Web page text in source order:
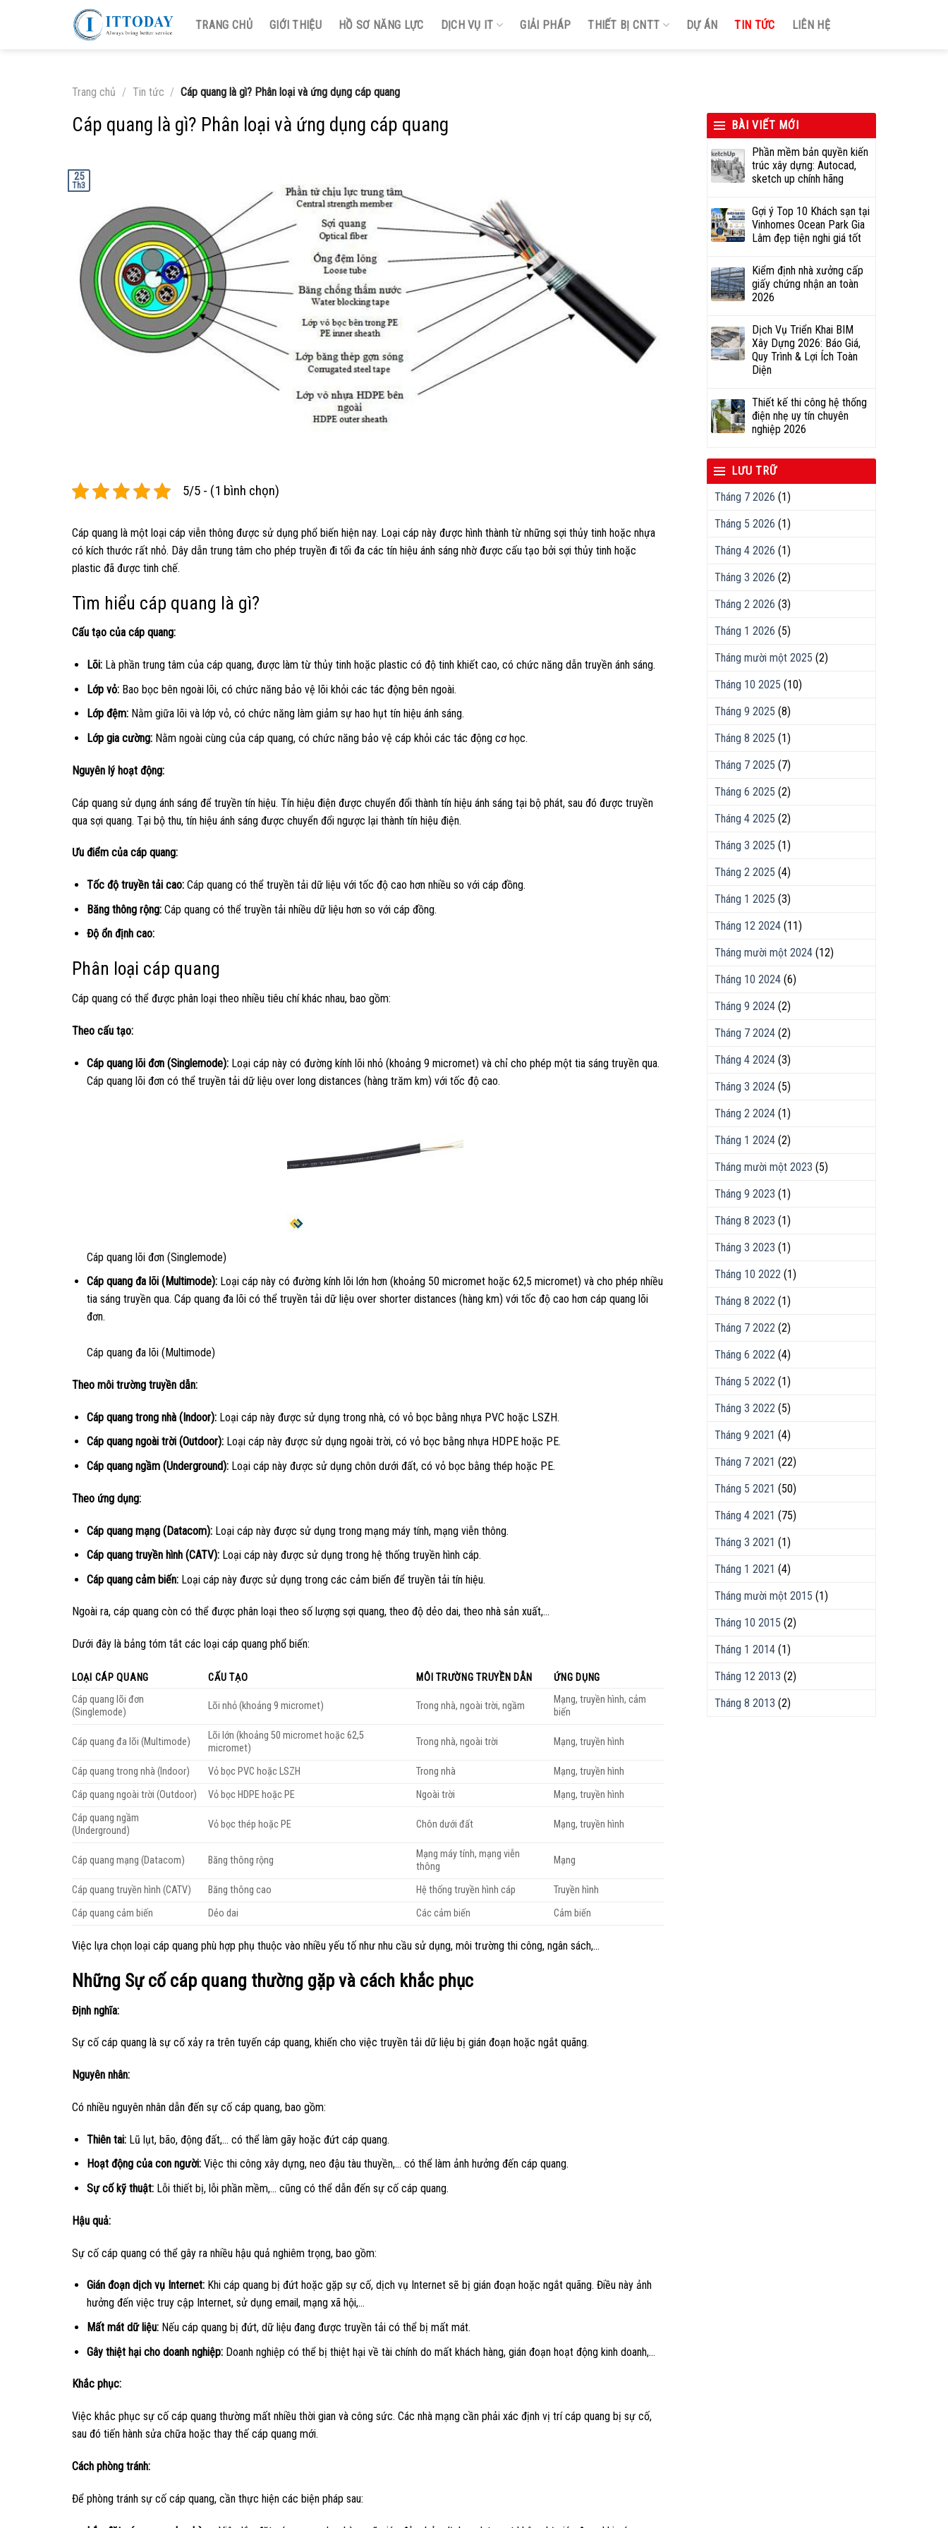
TRANG CHỦ GIỚI THIỆU HỒ SƠ NĂNG LỰC DỊCH VỤ IT GIẢI PHÁP THIẾT BỊ CNTT DỰ ÁN TIN TỨC LIÊN HỆ
Trang chủ / Tin tức / Cáp quang là gì? Phân loại và ứng dụng cáp quang
Cáp quang là gì? Phân loại và ứng dụng cáp quang
25
Th3
5/5 - (1 bình chọn)
Cáp quang là một loại cáp viễn thông được sử dụng phổ biến hiện nay. Loại cáp này được hình thành từ những sợi thủy tinh hoặc nhựa
có kích thước rất nhỏ. Dây dẫn trung tâm cho phép truyền đi tối đa các tín hiệu ánh sáng nhờ được cấu tạo bởi sợi thủy tinh hoặc
plastic đã được tinh chế.
Tìm hiểu cáp quang là gì?
Cấu tạo của cáp quang:
Lõi:Là phần trung tâm của cáp quang, được làm từ thủy tinh hoặc plastic có độ tinh khiết cao, có chức năng dẫn truyền ánh sáng.
Lớp vỏ:Bao bọc bên ngoài lõi, có chức năng bảo vệ lõi khỏi các tác động bên ngoài.
Lớp đệm:Nằm giữa lõi và lớp vỏ, có chức năng làm giảm sự hao hụt tín hiệu ánh sáng.
Lớp gia cường:Nằm ngoài cùng của cáp quang, có chức năng bảo vệ cáp khỏi các tác động cơ học.
Nguyên lý hoạt động:
Cáp quang sử dụng ánh sáng để truyền tín hiệu. Tín hiệu điện được chuyển đổi thành tín hiệu ánh sáng tại bộ phát, sau đó được truyền
qua sợi quang. Tại bộ thu, tín hiệu ánh sáng được chuyển đổi ngược lại thành tín hiệu điện.
Ưu điểm của cáp quang:
Tốc độ truyền tải cao:Cáp quang có thể truyền tải dữ liệu với tốc độ cao hơn nhiều so với cáp đồng.
Băng thông rộng:Cáp quang có thể truyền tải nhiều dữ liệu hơn so với cáp đồng.
Độ ổn định cao:
Phân loại cáp quang
Cáp quang có thể được phân loại theo nhiều tiêu chí khác nhau, bao gồm:
Theo cấu tạo:
Cáp quang lõi đơn (Singlemode):Loại cáp này có đường kính lõi nhỏ (khoảng 9 micromet) và chỉ cho phép một tia sáng truyền qua.
Cáp quang lõi đơn có thể truyền tải dữ liệu over long distances (hàng trăm km) với tốc độ cao.
Cáp quang lõi đơn (Singlemode)
Cáp quang đa lõi (Multimode):Loại cáp này có đường kính lõi lớn hơn (khoảng 50 micromet hoặc 62,5 micromet) và cho phép nhiều
tia sáng truyền qua. Cáp quang đa lõi có thể truyền tải dữ liệu over shorter distances (hàng km) với tốc độ cao hơn cáp quang lõi
đơn.
Cáp quang đa lõi (Multimode)
Theo môi trường truyền dẫn:
Cáp quang trong nhà (Indoor):Loại cáp này được sử dụng trong nhà, có vỏ bọc bằng nhựa PVC hoặc LSZH.
Cáp quang ngoài trời (Outdoor):Loại cáp này được sử dụng ngoài trời, có vỏ bọc bằng nhựa HDPE hoặc PE.
Cáp quang ngầm (Underground):Loại cáp này được sử dụng chôn dưới đất, có vỏ bọc bằng thép hoặc PE.
Theo ứng dụng:
Cáp quang mạng (Datacom):Loại cáp này được sử dụng trong mạng máy tính, mạng viễn thông.
Cáp quang truyền hình (CATV):Loại cáp này được sử dụng trong hệ thống truyền hình cáp.
Cáp quang cảm biến:Loại cáp này được sử dụng trong các cảm biến để truyền tải tín hiệu.
Ngoài ra, cáp quang còn có thể được phân loại theo số lượng sợi quang, theo độ dẻo dai, theo nhà sản xuất,…
Dưới đây là bảng tóm tắt các loại cáp quang phổ biến:
LOẠI CÁP QUANG CẤU TẠO MÔI TRƯỜNG TRUYỀN DẪN
ỨNG DỤNG
Cáp quang lõi đơn
(Singlemode)
Lõi nhỏ (khoảng 9 micromet) Trong nhà, ngoài trời, ngầm
Mạng, truyền hình, cảm
biến
Cáp quang đa lõi (Multimode)
Lõi lớn (khoảng 50 micromet hoặc 62,5
micromet)
Trong nhà, ngoài trời Mạng, truyền hình
Cáp quang trong nhà (Indoor) Vỏ bọc PVC hoặc LSZH Trong nhà
Mạng, truyền hình
Cáp quang ngoài trời (Outdoor)
Vỏ bọc HDPE hoặc PE Ngoài trời
Mạng, truyền hình
Cáp quang ngầm
(Underground)
Vỏ bọc thép hoặc PE Chôn dưới đất Mạng, truyền hình
Cáp quang mạng (Datacom) Băng thông rộng
Mạng máy tính, mạng viễn
thông
Mạng
Cáp quang truyền hình (CATV) Băng thông cao Hệ thống truyền hình cáp
Truyền hình
Cáp quang cảm biến
Dẻo dai Các cảm biến Cảm biến
Việc lựa chọn loại cáp quang phù hợp phụ thuộc vào nhiều yếu tố như nhu cầu sử dụng, môi trường thi công, ngân sách,…
Những Sự cố cáp quang thường gặp và cách khắc phục
Định nghĩa:
Sự cố cáp quang là sự cố xảy ra trên tuyến cáp quang, khiến cho việc truyền tải dữ liệu bị gián đoạn hoặc ngắt quãng.
Nguyên nhân:
Có nhiều nguyên nhân dẫn đến sự cố cáp quang, bao gồm:
Thiên tai:Lũ lụt, bão, động đất,… có thể làm gãy hoặc đứt cáp quang.
Hoạt động của con người:Việc thi công xây dựng, neo đậu tàu thuyền,… có thể làm ảnh hưởng đến cáp quang.
Sự cố kỹ thuật:Lỗi thiết bị, lỗi phần mềm,… cũng có thể dẫn đến sự cố cáp quang.
Hậu quả:
Sự cố cáp quang có thể gây ra nhiều hậu quả nghiêm trọng, bao gồm:
Gián đoạn dịch vụ Internet:Khi cáp quang bị đứt hoặc gặp sự cố, dịch vụ Internet sẽ bị gián đoạn hoặc ngắt quãng. Điều này ảnh
hưởng đến việc truy cập Internet, sử dụng email, mạng xã hội,…
Mất mát dữ liệu:Nếu cáp quang bị đứt, dữ liệu đang được truyền tải có thể bị mất mát.
Gây thiệt hại cho doanh nghiệp:Doanh nghiệp có thể bị thiệt hại về tài chính do mất khách hàng, gián đoạn hoạt động kinh doanh,…
Khắc phục:
Việc khắc phục sự cố cáp quang thường mất nhiều thời gian và công sức. Các nhà mạng cần phải xác định vị trí cáp quang bị sự cố,
sau đó tiến hành sửa chữa hoặc thay thế cáp quang mới.
Cách phòng tránh:
Để phòng tránh sự cố cáp quang, cần thực hiện các biện pháp sau:
BÀI VIẾT MỚI
Phần mềm bản quyền kiến
trúc xây dựng: Autocad,
sketch up chính hãng
Gợi ý Top 10 Khách sạn tại
Vinhomes Ocean Park Gia
Lâm đẹp tiện nghi giá tốt
Kiểm định nhà xưởng cấp
giấy chứng nhận an toàn
2026
Dịch Vụ Triển Khai BIM
Xây Dựng 2026: Báo Giá,
Quy Trình & Lợi Ích Toàn
Diện
Thiết kế thi công hệ thống
điện nhẹ uy tín chuyên
nghiệp 2026
LƯU TRỮ
Tháng 7 2026 (1)
Tháng 5 2026 (1)
Tháng 4 2026 (1)
Tháng 3 2026 (2)
Tháng 2 2026 (3)
Tháng 1 2026 (5)
Tháng mười một 2025 (2)
Tháng 10 2025 (10)
Tháng 9 2025 (8)
Tháng 8 2025 (1)
Tháng 7 2025 (7)
Tháng 6 2025 (2)
Tháng 4 2025 (2)
Tháng 3 2025 (1)
Tháng 2 2025 (4)
Tháng 1 2025 (3)
Tháng 12 2024 (11)
Tháng mười một 2024 (12)
Tháng 10 2024 (6)
Tháng 9 2024 (2)
Tháng 7 2024 (2)
Tháng 4 2024 (3)
Tháng 3 2024 (5)
Tháng 2 2024 (1)
Tháng 1 2024 (2)
Tháng mười một 2023 (5)
Tháng 9 2023 (1)
Tháng 8 2023 (1)
Tháng 3 2023 (1)
Tháng 10 2022 (1)
Tháng 8 2022 (1)
Tháng 7 2022 (2)
Tháng 6 2022 (4)
Tháng 5 2022 (1)
Tháng 3 2022 (5)
Tháng 9 2021 (4)
Tháng 7 2021 (22)
Tháng 5 2021 (50)
Tháng 4 2021 (75)
Tháng 3 2021 (1)
Tháng 1 2021 (4)
Tháng mười một 2015 (1)
Tháng 10 2015 (2)
Tháng 1 2014 (1)
Tháng 12 2013 (2)
Tháng 8 2013 (2)